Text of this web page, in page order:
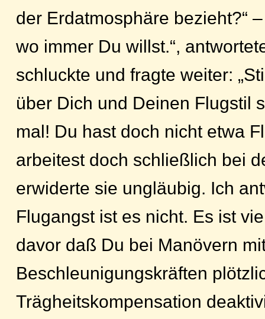
der Erdatmosphäre bezieht?“
wo immer Du willst.“,
schluckte und fragte weiter:
über Dich und Deinen Flugstil
mal! Du hast doch nicht etwa
arbeitest doch schließlich bei
erwiderte sie ungläubig. Ich
Flugangst ist es nicht. Es ist
davor daß Du bei Manövern
Beschleunigungskräften
Trägheitskompensation